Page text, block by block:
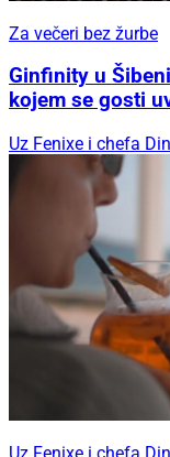
Za večeri bez žurbe
Ginfinity u
kojem se gosti
Uz Fenixe i chefa